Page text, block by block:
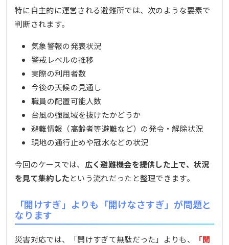
特に自主的に運営される避難所では、次のような要素で
判断されます。
気象警報の発表状況
警戒レベルの推移
実際の利用者数
今後の天候の見通し
職員の配置可能人数
台風の強風域を抜けたかどうか
避難情報（高齢者等避難など）の発令・解除状況
現地の通行止めや冠水などの状況
今回のケースでは、 広く避難機会を提供した上で、状況
を見て集約したという流れだったと整理できます。
「開けすぎ」よりも「開けなさすぎ」が問題と
なります
災害対応では、「開けすぎて無駄だった」よりも、
「開